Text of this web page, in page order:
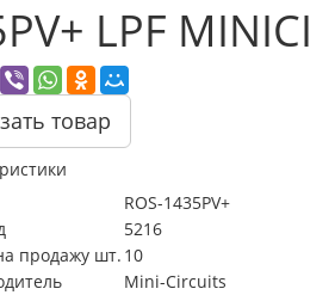
LPF MINICI
товар
ROS-1435PV+
5216
продажу шт. 10
Mini-Circuits